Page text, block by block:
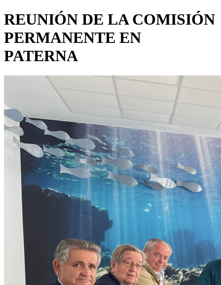
REUNIÓN DE LA COMISIÓN
PERMANENTE EN
PATERNA